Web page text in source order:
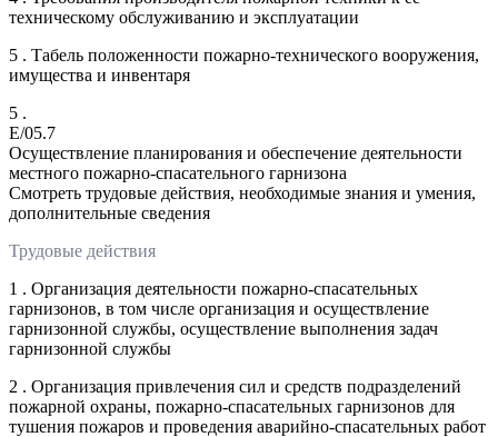
техническому обслуживанию и эксплуатации
5 . Табель положенности пожарно-технического вооружения,
имущества и инвентаря
5 .
E/05.7
Осуществление планирования и обеспечение деятельности
местного пожарно-спасательного гарнизона
Смотреть трудовые действия, необходимые знания и умения,
дополнительные сведения
Трудовые действия
1 . Организация деятельности пожарно-спасательных
гарнизонов, в том числе организация и осуществление
гарнизонной службы, осуществление выполнения задач
гарнизонной службы
2 . Организация привлечения сил и средств подразделений
пожарной охраны, пожарно-спасательных гарнизонов для
тушения пожаров и проведения аварийно-спасательных работ